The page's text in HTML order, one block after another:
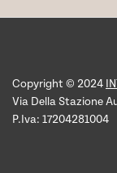
Copyright © 2024
Via Della Stazione
P.Iva: 17204281004